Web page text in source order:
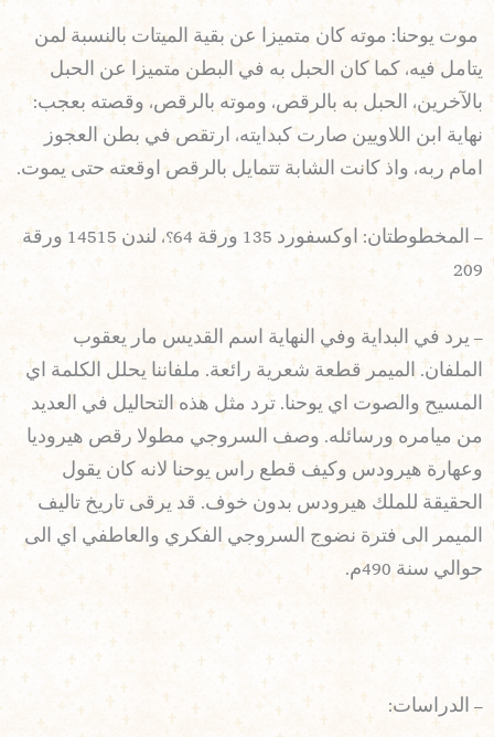
موت يوحنا: موته كان متميزا عن بقية الميتات بالنسبة لمن
يتامل فيه، كما كان الحبل به في البطن متميزا عن الحبل
بالآخرين، الحبل به بالرقص، وموته بالرقص، وقصته بعجب:
نهاية ابن اللاويين صارت كبدايته، ارتقص في بطن العجوز
امام ربه، واذ كانت الشابة تتمايل بالرقص اوقعته حتى يموت.
– المخطوطتان: اوكسفورد 135 ورقة 64؟، لندن 14515 ورقة
209
– يرد في البداية وفي النهاية اسم القديس مار يعقوب
الملفان. الميمر قطعة شعرية رائعة. ملفاننا يحلل الكلمة اي
المسيح والصوت اي يوحنا. ترد مثل هذه التحاليل في العديد
من ميامره ورسائله. وصف السروجي مطولا رقص هيروديا
وعهارة هيرودس وكيف قطع راس يوحنا لانه كان يقول
الحقيقة للملك هيرودس بدون خوف. قد يرقى تاريخ تاليف
الميمر الى فترة نضوج السروجي الفكري والعاطفي اي الى
حوالي سنة 490م.
– الدراسات: